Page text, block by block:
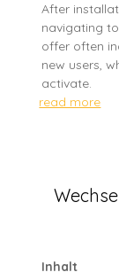
After
navigating
offer often
new users,
activate.
read more
Inhalt